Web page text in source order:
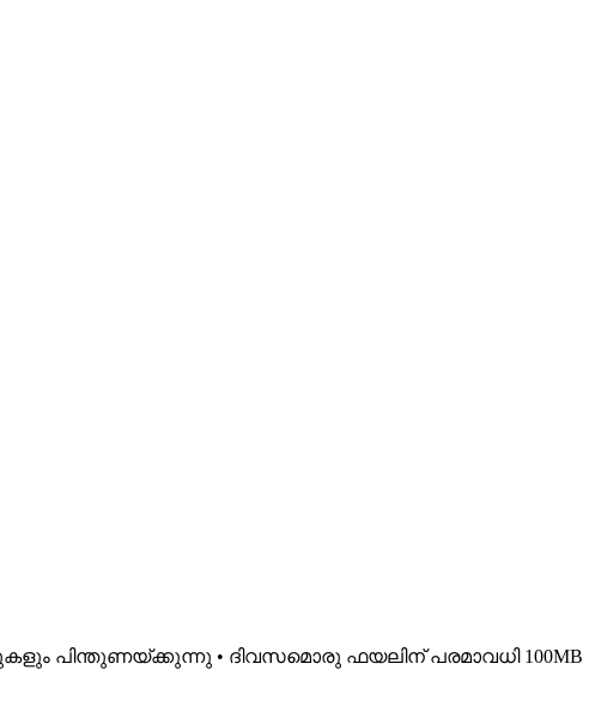
പിന്തുണയ്ക്കുന്നു • ദിവസമൊരു ഫയലിന് പരമാവധി 100MB